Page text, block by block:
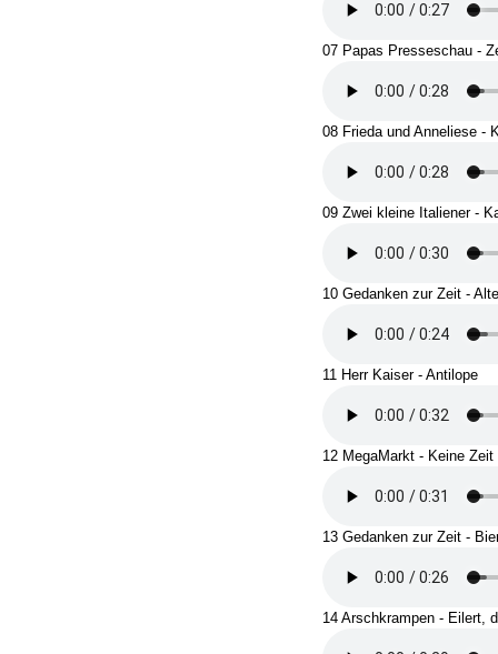
07 Papas Presseschau -
08 Frieda und Anneliese -
09 Zwei kleine Italiener -
10 Gedanken zur Zeit -
11 Herr Kaiser - Antilope
12 MegaMarkt - Keine Zeit
13 Gedanken zur Zeit -
14 Arschkrampen - Eilert,